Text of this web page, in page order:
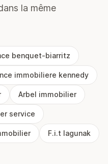
la même
benquet-biarritz
immobiliere kennedy
Arbel immobilier
service
F.i.t lagunak